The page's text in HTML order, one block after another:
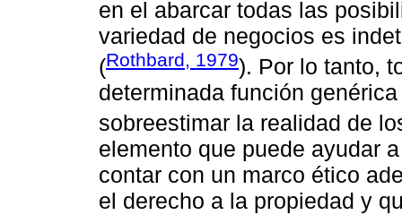
en el abarcar todas las
variedad de negocios es
(Rothbard, 1979). Por lo tanto,
determinada función
sobreestimar la realidad de
elemento que puede ayudar
contar con un marco ético
el derecho a la propiedad y